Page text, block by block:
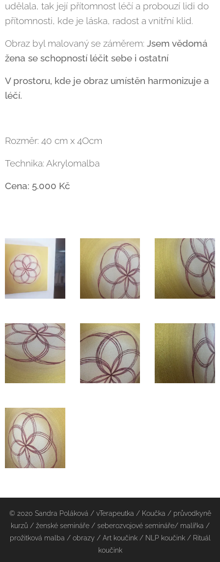
udělala, tak její přítomnost léčí a probouzí lidi do
přítomnosti, kde je láska, radost a vnitřní klid.
Obraz byl malovaný se záměrem: Jsem vědomá
žena se schopností léčit sebe i ostatní
V prostoru, kde je obraz umístěn harmonizuje a
léčí.
Rozměr: 40 cm x 4Ocm
Technika: Akrylomalba
Cena: 5.000 Kč
© 2020 Sandra Poláková / vTerapeutka / Koučka / průvodkyně
kurzů / ženské semináře / seberozvojové semináře/ malířka /
prožitková malba / obrazy / Art koučink / NLP koučink / Rituál
koučink